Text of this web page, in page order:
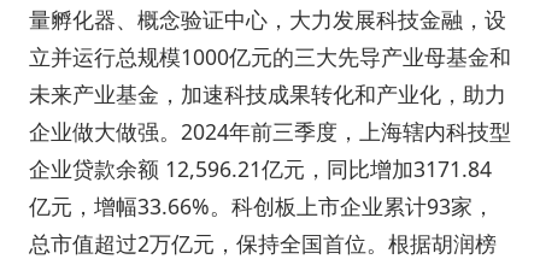
量孵化器、概念验证中心，大力发展科技金融，设
立并运行总规模1000亿元的三大先导产业母基金和
未来产业基金，加速科技成果转化和产业化，助力
企业做大做强。2024年前三季度，上海辖内科技型
企业贷款余额 12,596.21亿元，同比增加3171.84
亿元，增幅33.66%。科创板上市企业累计93家，
总市值超过2万亿元，保持全国首位。根据胡润榜